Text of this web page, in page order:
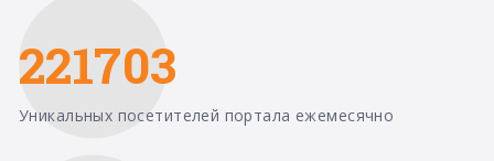
221703
Уникальных посетителей портала ежемесячно